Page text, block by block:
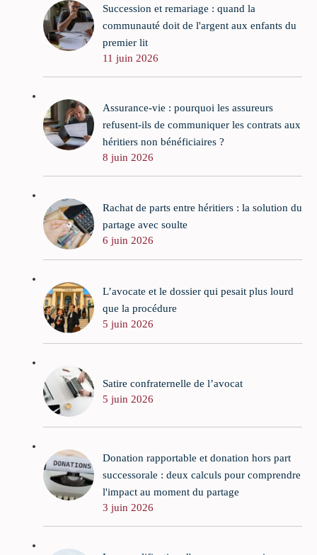
Succession et remariage : quand la
communauté doit de l'argent aux enfants du
premier lit
11 juin 2026
Assurance-vie : pourquoi les assureurs
refusent-ils de communiquer les contrats aux
héritiers non bénéficiaires ?
8 juin 2026
Rachat de parts entre héritiers : la solution du
partage avec soulte
6 juin 2026
L’avocate et le dossier qui pesait plus lourd
que la procédure
5 juin 2026
Satire confraternelle de l’avocat
5 juin 2026
Donation rapportable et donation hors part
successorale : deux calculs pour comprendre
l'impact au moment du partage
3 juin 2026